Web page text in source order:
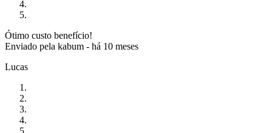
Ótimo custo benefício!
Enviado pela kabum - há 10 meses
Lucas